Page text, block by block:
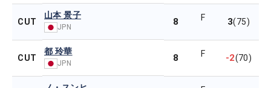
CUT
山本 景子
JPN 8 F 3(75)
CUT
都 玲華
JPN 8 F -2(70)